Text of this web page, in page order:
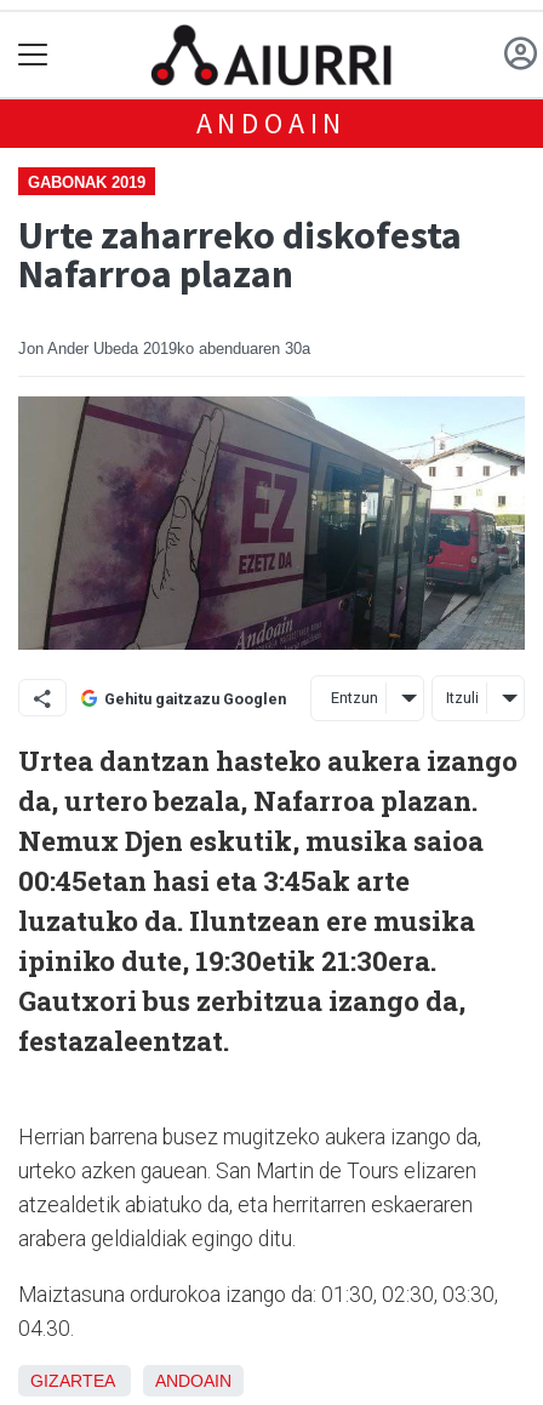
ANDOAIN
GABONAK 2019
Urte zaharreko diskofesta
Nafarroa plazan
Jon Ander Ubeda 2019ko abenduaren 30a
Gehitu gaitzazu Googlen Entzun Itzuli
Urtea dantzan hasteko aukera izango
da, urtero bezala, Nafarroa plazan.
Nemux Djen eskutik, musika saioa
00:45etan hasi eta 3:45ak arte
luzatuko da. Iluntzean ere musika
ipiniko dute, 19:30etik 21:30era.
Gautxori bus zerbitzua izango da,
festazaleentzat.
Herrian barrena busez mugitzeko aukera izango da,
urteko azken gauean. San Martin de Tours elizaren
atzealdetik abiatuko da, eta herritarren eskaeraren
arabera geldialdiak egingo ditu.
Maiztasuna ordurokoa izango da: 01:30, 02:30, 03:30,
04.30.
GIZARTEA ANDOAIN